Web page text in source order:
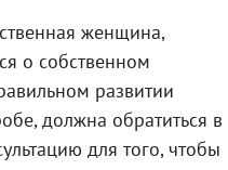
женщина,
о собственном
развитии
должна обратиться в
для того, чтобы